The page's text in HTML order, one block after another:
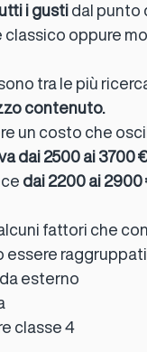
Sistemi antintrusione
i gusti dal punto
oppure
tra le più
contenuto.
un costo che
dai 2500 ai 3700
dai 2200 ai
fattori che
essere
esterno
classe 4